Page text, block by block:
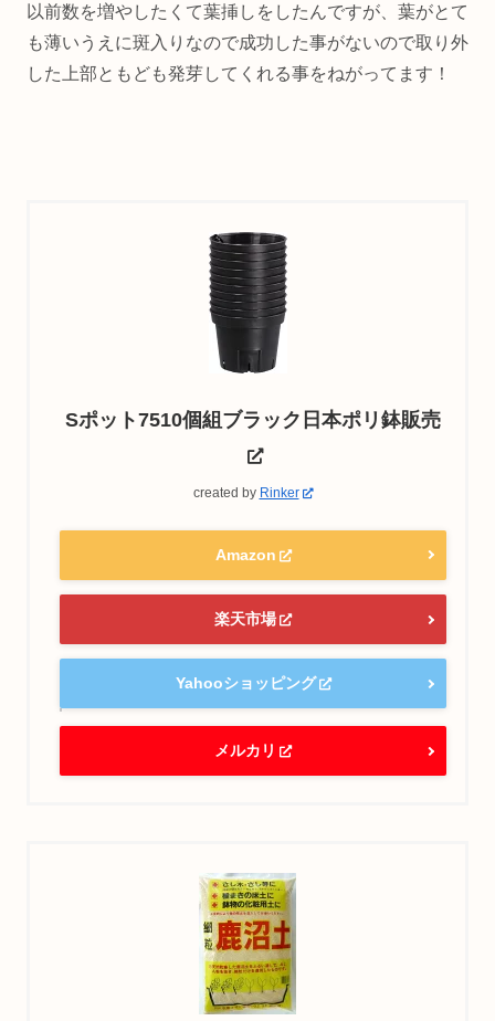
以前数を増やしたくて葉挿しをしたんですが、葉がとて
も薄いうえに斑入りなので成功した事がないので取り外
した上部ともども発芽してくれる事をねがってます！
Sポット7510個組ブラック日本ポリ鉢販売
created by Rinker
Amazon
楽天市場
Yahooショッピング
メルカリ